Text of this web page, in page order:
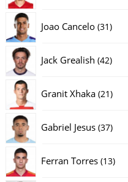
Joao Cancelo 3131
Jack Grealish 4242
Granit Xhaka 2121
Gabriel Jesus 3737
Ferran Torres 1313